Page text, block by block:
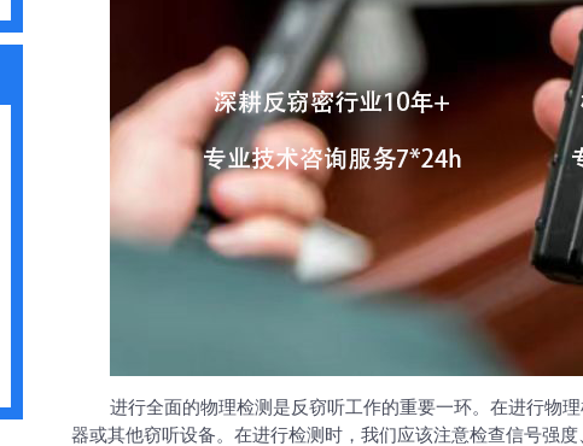
进行全面的物理检测是反窃听工作的重要一环。在进行物
器或其他窃听设备。在进行检测时，我们应该注意检查信号强